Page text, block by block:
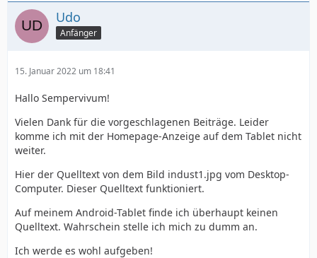
Udo
Anfänger
15. Januar 2022 um 18:41
Hallo Sempervivum!
Vielen Dank für die vorgeschlagenen Beiträge. Leider
komme ich mit der Homepage-Anzeige auf dem Tablet nicht
weiter.
Hier der Quelltext von dem Bild indust1.jpg vom Desktop-
Computer. Dieser Quelltext funktioniert.
Auf meinem Android-Tablet finde ich überhaupt keinen
Quelltext. Wahrschein stelle ich mich zu dumm an.
Ich werde es wohl aufgeben!